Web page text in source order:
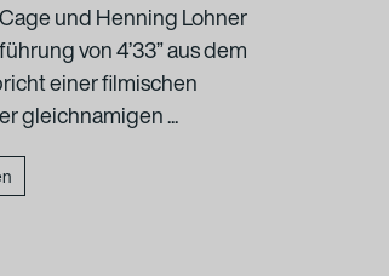
und Henning Lohner
von 4’33ˮ aus dem
einer filmischen
gleichnamigen ...